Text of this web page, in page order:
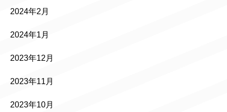
2024年2月
2024年1月
2023年12月
2023年11月
2023年10月